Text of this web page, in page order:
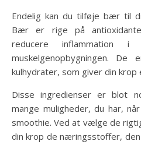
Endelig kan du tilføje bær til
Bær er rige på
reducere inflammation
muskelgenopbygningen.
kulhydrater, som giver din
Disse ingredienser er blot
mange muligheder, du har,
smoothie. Ved at vælge de
din krop de næringsstoffer,